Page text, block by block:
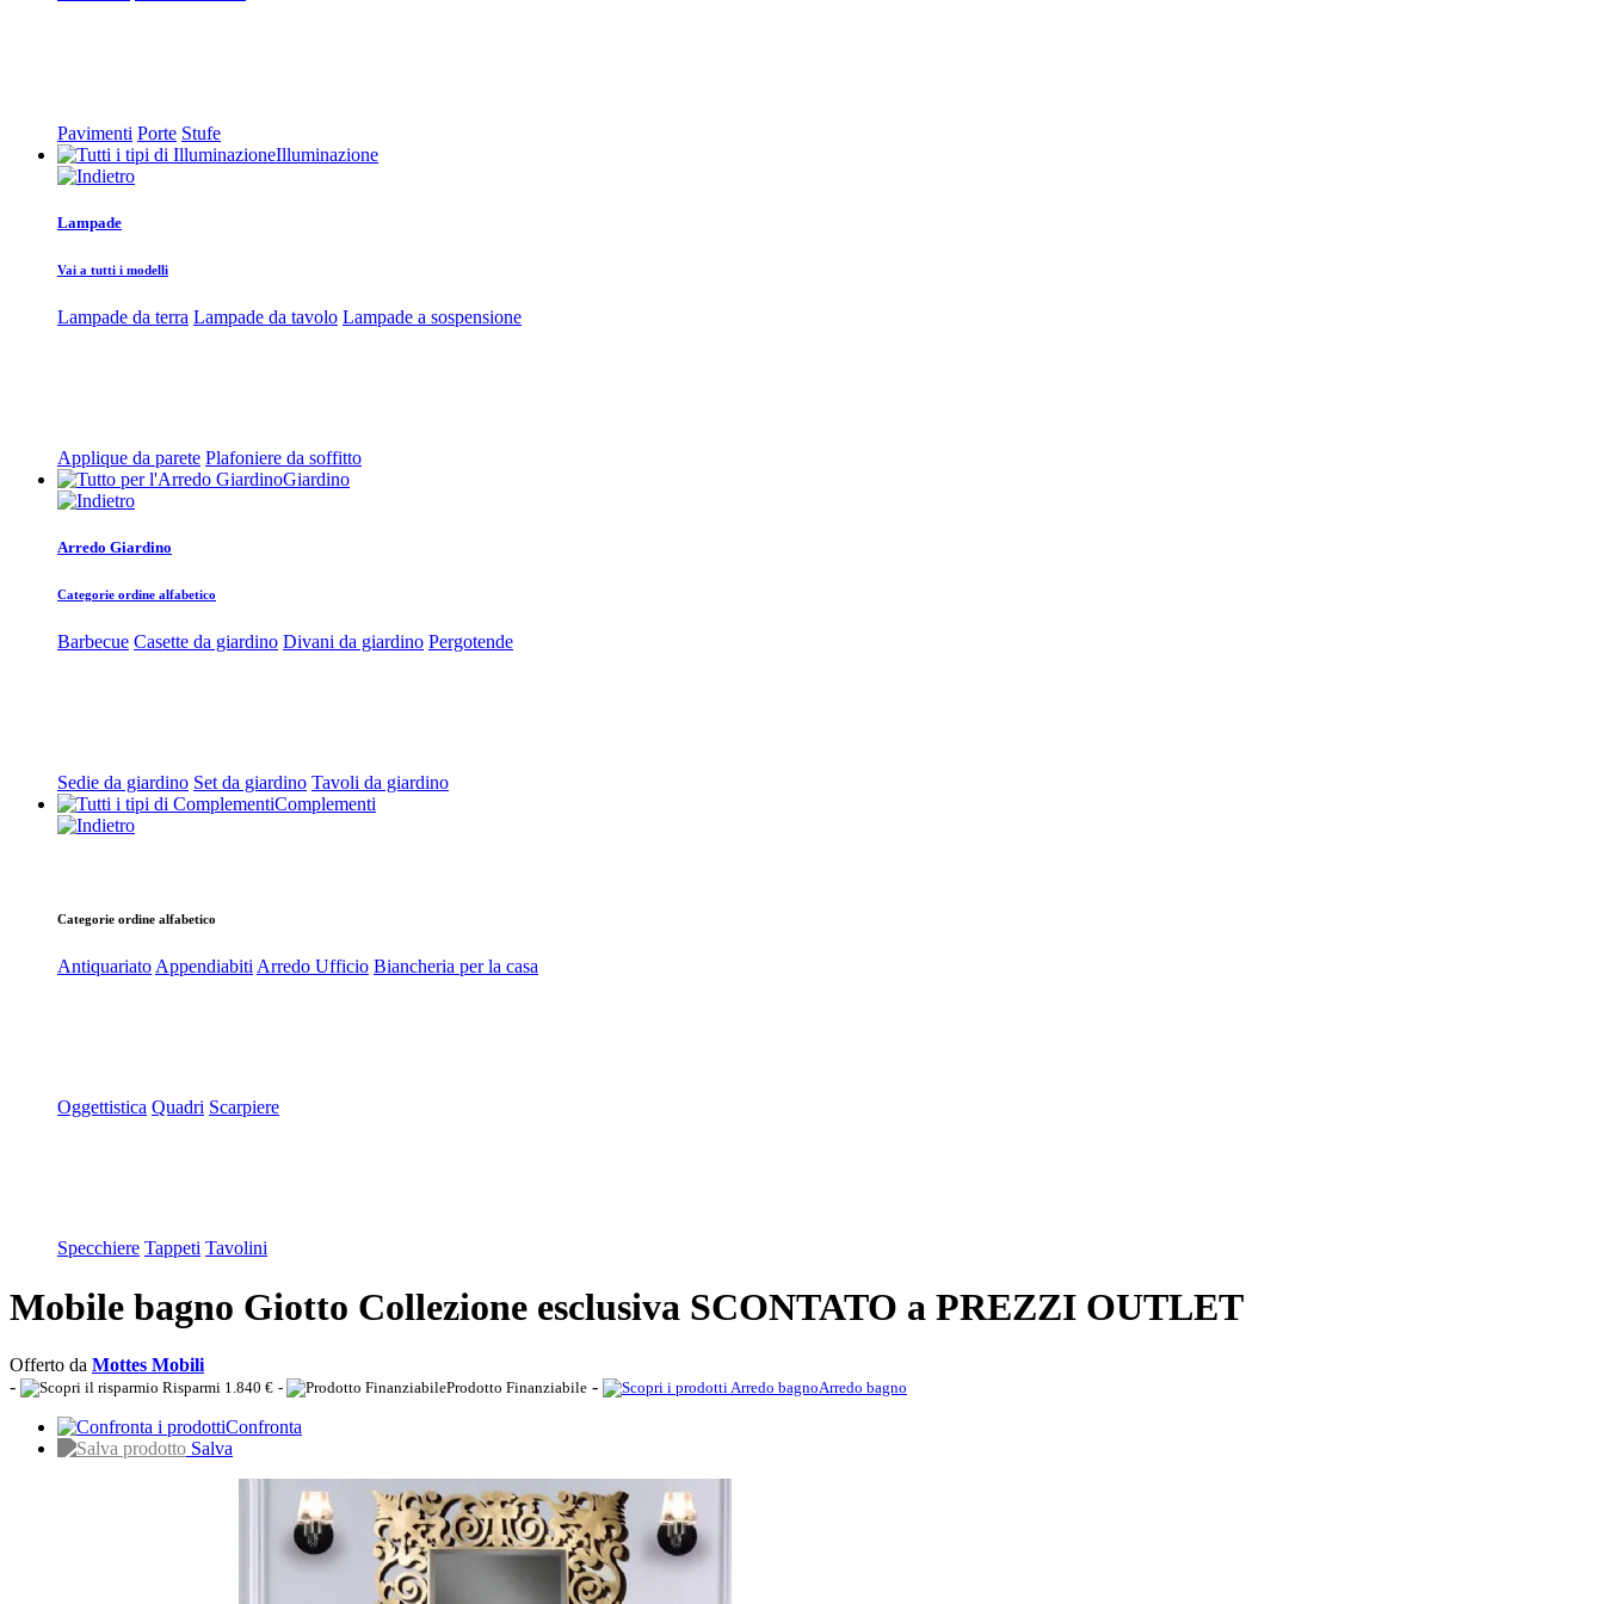
Pavimenti Porte Stufe
Illuminazione
Lampade
Vai a tutti i modelli
Lampade da terra Lampade da tavolo Lampade a sospensione
Applique da parete Plafoniere da soffitto
Giardino
Arredo Giardino
Categorie ordine alfabetico
Barbecue Casette da giardino Divani da giardino Pergotende
Sedie da giardino Set da giardino Tavoli da giardino
Complementi
Categorie ordine alfabetico
Antiquariato Appendiabiti Arredo Ufficio Biancheria per la casa
Oggettistica Quadri Scarpiere
Specchiere Tappeti Tavolini
Mobile bagno Giotto Collezione esclusiva SCONTATO a PREZZI OUTLET
Offerto da Mottes Mobili
-
Risparmi 1.840 € - Prodotto Finanziabile - Arredo bagno
Confronta
Salva